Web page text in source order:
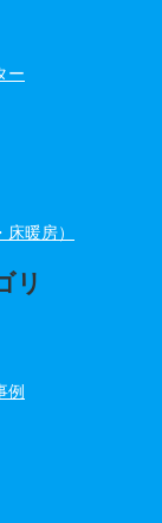
ー
暖房）
リ
例